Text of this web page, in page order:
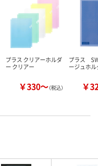
プラス クリアーホルダ
ー クリアー
￥330～（税込）
プラス
ージュホ
￥